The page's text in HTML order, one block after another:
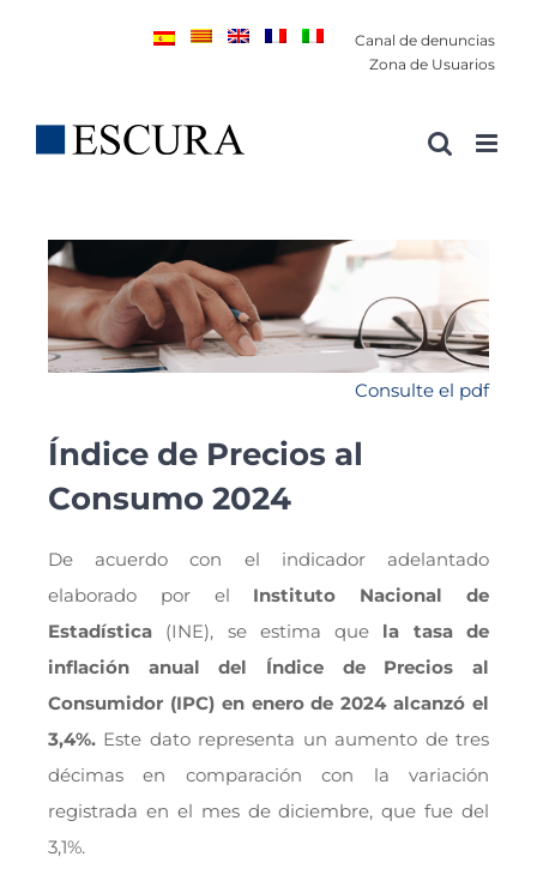
Canal de denuncias
Zona de Usuarios
Consulte el pdf
Índice de Precios al
Consumo 2024
De acuerdo con el indicador adelantado
elaborado por el Instituto Nacional de
Estadística(INE), se estima que la tasa de
inflación anual del Índice de Precios al
Consumidor (IPC) en enero de 2024 alcanzó el
3,4%.Este dato representa un aumento de tres
décimas en comparación con la variación
registrada en el mes de diciembre, que fue del
3,1%.